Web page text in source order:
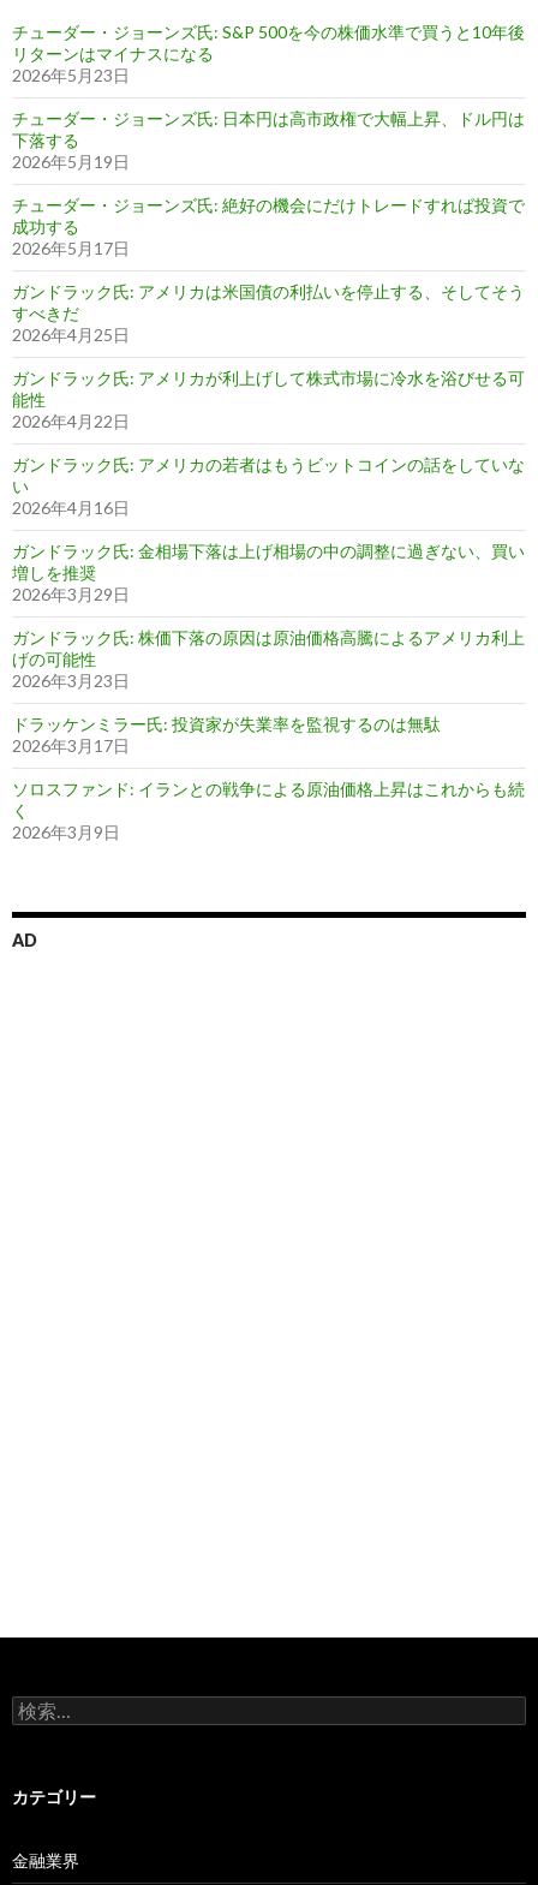
チューダー・ジョーンズ氏: S&P 500を今の株価水準で買うと10年後
リターンはマイナスになる
2026年5月23日
チューダー・ジョーンズ氏: 日本円は高市政権で大幅上昇、ドル円は
下落する
2026年5月19日
チューダー・ジョーンズ氏: 絶好の機会にだけトレードすれば投資で
成功する
2026年5月17日
ガンドラック氏: アメリカは米国債の利払いを停止する、そしてそう
すべきだ
2026年4月25日
ガンドラック氏: アメリカが利上げして株式市場に冷水を浴びせる可
能性
2026年4月22日
ガンドラック氏: アメリカの若者はもうビットコインの話をしていな
い
2026年4月16日
ガンドラック氏: 金相場下落は上げ相場の中の調整に過ぎない、買い
増しを推奨
2026年3月29日
ガンドラック氏: 株価下落の原因は原油価格高騰によるアメリカ利上
げの可能性
2026年3月23日
ドラッケンミラー氏: 投資家が失業率を監視するのは無駄
2026年3月17日
ソロスファンド: イランとの戦争による原油価格上昇はこれからも続
く
2026年3月9日
AD
検
索:
カテゴリー
金融業界